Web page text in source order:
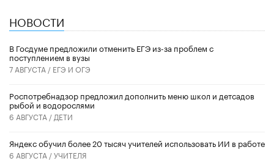
НОВОСТИ
В Госдуме предложили отменить ЕГЭ из-за проблем с
поступлением в вузы
7 АВГУСТА / ЕГЭ И ОГЭ
Роспотребнадзор предложил дополнить меню школ и детсадов
рыбой и водорослями
6 АВГУСТА / ДЕТИ
​Яндекс обучил более 20 тысяч учителей использовать ИИ в работе
6 АВГУСТА /УЧИТЕЛЯ